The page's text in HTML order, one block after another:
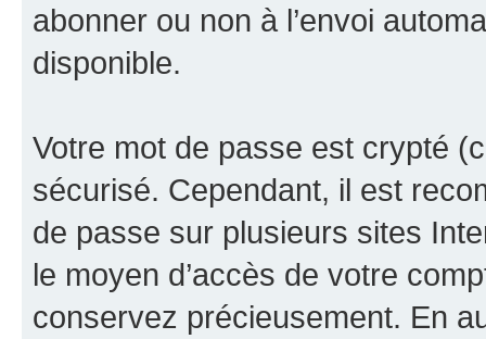
abonner ou non à l’envoi
disponible.
Votre mot de passe est crypté
sécurisé. Cependant, il est
de passe sur plusieurs sites
le moyen d’accès de votre
conservez précieusement. En